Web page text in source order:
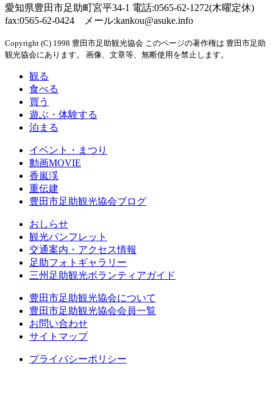
愛知県豊田市足助町宮平34-1 電話:0565-62-1272(木曜定休)
fax:0565-62-0424 メール:kankou@asuke.info
Copyright (C) 1998 豊田市足助観光協会 このページの著作権は 豊田市足助
観光協会にあります。 画像、文章等、無断使用を禁止します。
観る
食べる
買う
遊ぶ・体験する
泊まる
イベント・まつり
動画MOVIE
香嵐渓
重伝建
豊田市足助観光協会ブログ
おしらせ
観光パンフレット
交通案内・アクセス情報
足助フォトギャラリー
三州足助観光ボランティアガイド
豊田市足助観光協会について
豊田市足助観光協会会員一覧
お問い合わせ
サイトマップ
プライバシーポリシー